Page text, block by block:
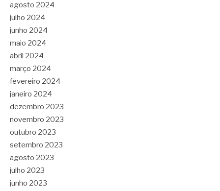
agosto 2024
julho 2024
junho 2024
maio 2024
abril 2024
março 2024
fevereiro 2024
janeiro 2024
dezembro 2023
novembro 2023
outubro 2023
setembro 2023
agosto 2023
julho 2023
junho 2023